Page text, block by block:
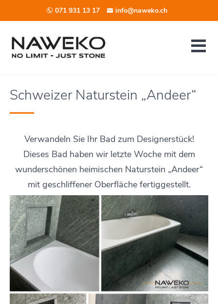
071 931 13 17 info@naweko.ch
Schweizer Naturstein „Andeer“
Verwandeln Sie Ihr Bad zum Designerstück!
Dieses Bad haben wir letzte Woche mit dem
wunderschönen heimischen Naturstein „Andeer“
mit geschliffener Oberfläche fertiggestellt.